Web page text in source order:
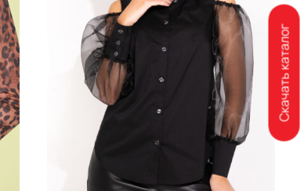
Скачать каталог